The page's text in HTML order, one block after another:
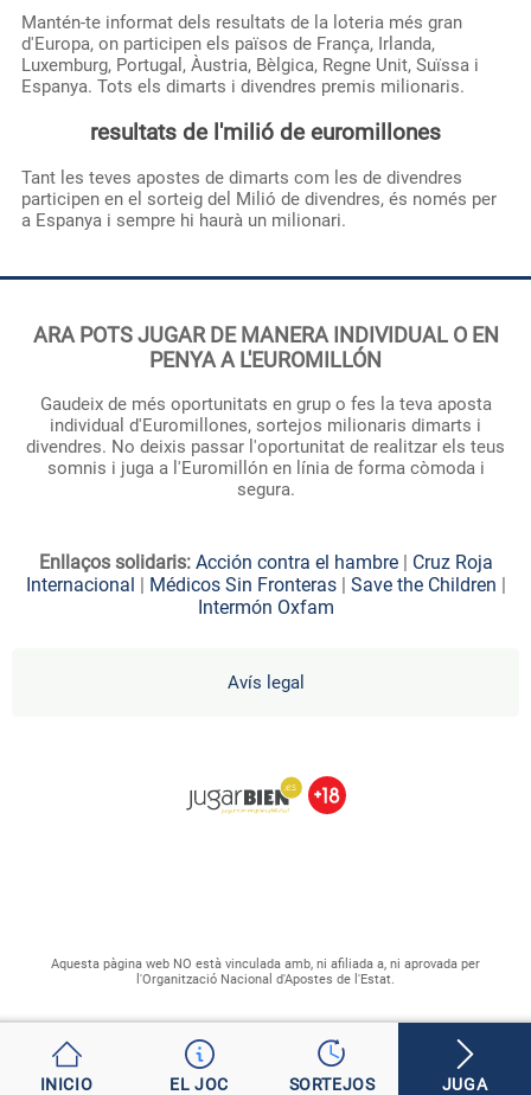
Mantén-te informat dels resultats de la loteria més gran
d'Europa, on participen els països de França, Irlanda,
Luxemburg, Portugal, Àustria, Bèlgica, Regne Unit, Suïssa i
Espanya. Tots els dimarts i divendres premis milionaris.
resultats de l'milió de euromillones
Tant les teves apostes de dimarts com les de divendres
participen en el sorteig del Milió de divendres, és només per
a Espanya i sempre hi haurà un milionari.
ARA POTS JUGAR DE MANERA INDIVIDUAL O EN
PENYA A L'EUROMILLÓN
Gaudeix de més oportunitats en grup o fes la teva aposta
individual d'Euromillones, sortejos milionaris dimarts i
divendres. No deixis passar l'oportunitat de realitzar els teus
somnis i juga a l'Euromillón en línia de forma còmoda i
segura.
Enllaços solidaris: Acción contra el hambre| Cruz Roja
Internacional | Médicos Sin Fronteras| Save the Children |
Intermón Oxfam
Avís legal
Aquesta pàgina web NO està vinculada amb, ni afiliada a, ni aprovada per
l'Organització Nacional d'Apostes de l'Estat.